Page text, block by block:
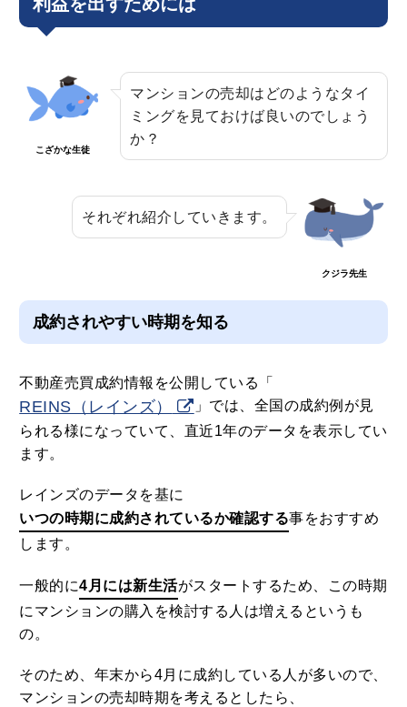
こざかな生徒
マンションの売却はどのようなタイ
ミングを見ておけば良いのでしょう
か？
それぞれ紹介していきます。
クジラ先生
成約されやすい時期を知る
不動産売買成約情報を公開している「
REINS（レインズ）
」では、全国の成約例が見
られる様になっていて、直近1年のデータを表示してい
ます。
レインズのデータを基に
いつの時期に成約されているか確認する事をおすすめ
します。
一般的に4月には新生活がスタートするため、この時期
にマンションの購入を検討する人は増えるというも
の。
そのため、年末から4月に成約している人が多いので、
マンションの売却時期を考えるとしたら、